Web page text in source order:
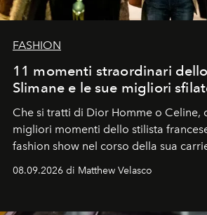
FASHION
11 momenti straordinari
Slimane e le sue migliori
Che si tratti di Dior Homme o Celine,
migliori momenti dello stilista
fashion show nel corso della sua
08.09.2026 di Matthew Velasco